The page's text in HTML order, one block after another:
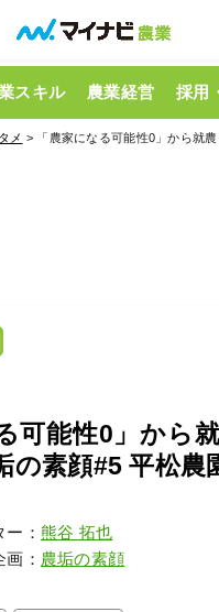
スキル 農業経営 採用
メ > 「農家になる可能性0」から就
可能性0」から
の素顔#5 平松農
ー： 熊谷 拓也
画： 農垢の素顔